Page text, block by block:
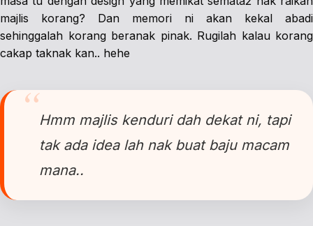
majlis korang? Dan memori ni akan kekal abadi
sehinggalah korang beranak pinak. Rugilah kalau korang
cakap taknak kan.. hehe
Hmm majlis kenduri dah dekat ni, tapi
tak ada idea lah nak buat baju macam
mana..